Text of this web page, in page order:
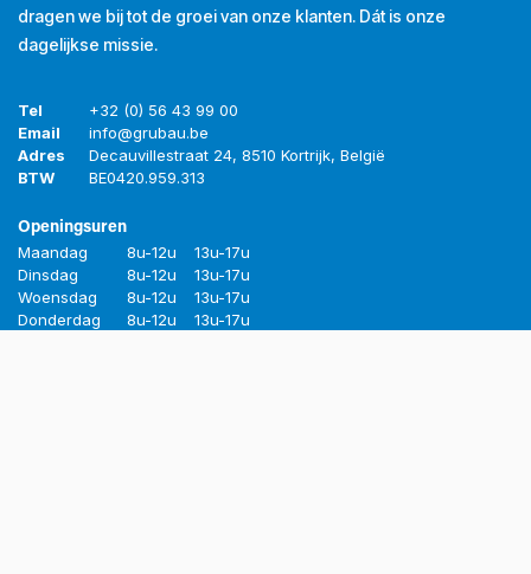
dragen we bij tot de groei van onze klanten. Dát is onze
dagelijkse missie.
Tel
+32 (0) 56 43 99 00
Email
info@grubau.be
Adres
Decauvillestraat 24, 8510 Kortrijk, België
BTW
BE0420.959.313
Openingsuren
Maandag 8u-12u
13u-17u
Dinsdag
8u-12u
13u-17u
Woensdag
8u-12u
13u-17u
Donderdag
8u-12u
13u-17u